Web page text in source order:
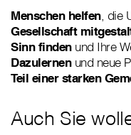
Menschen helfen, die
Gesellschaft
Sinn findenund Ihre
Dazulernenund neue
Teil einer starken
Auch Sie